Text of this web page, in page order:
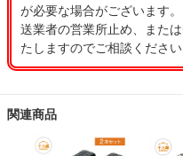
が必要な場合がございます
送業者の営業所止め、また
たしますのでご相談ください
関連商品